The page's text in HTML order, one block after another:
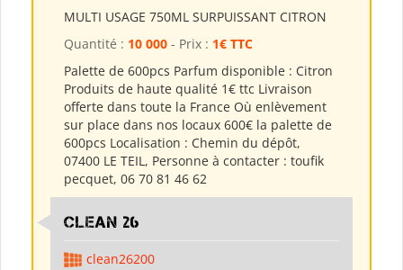
MULTI USAGE 750ML SURPUISSANT CITRON
Quantité : 10 000 - Prix : 1€ TTC
Palette de 600pcs Parfum disponible : Citron
Produits de haute qualité 1€ ttc Livraison
offerte dans toute la France Où enlèvement
sur place dans nos locaux 600€ la palette de
600pcs Localisation : Chemin du dépôt,
07400 LE TEIL, Personne à contacter : toufik
pecquet, 06 70 81 46 62
clean 26
clean26200